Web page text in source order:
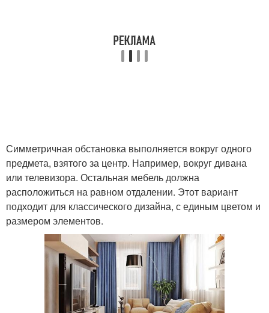
Симметричная обстановка выполняется вокруг одного
предмета, взятого за центр. Например, вокруг дивана
или телевизора. Остальная мебель должна
расположиться на равном отдалении. Этот вариант
подходит для классического дизайна, с единым цветом и
размером элементов.